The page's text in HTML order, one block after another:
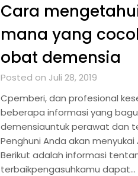
Cara
mana yang
obat demensia
Posted on Juli 28, 2019
Cpemberi, dan profesional
beberapa informasi yang
demensiauntuk perawat dan
Penghuni Anda akan menyukai
Berikut adalah informasi
terbaikpengasuhkamu dapat…